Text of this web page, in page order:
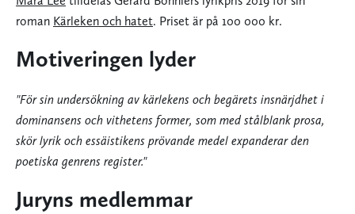
roman Kärleken och hatet. Priset är på 100 000 kr.
Motiveringen lyder
"För sin undersökning av kärlekens och begärets insnärjdhet i
dominansens och vithetens former, som med stålblank prosa,
skör lyrik och essäistikens prövande medel expanderar den
poetiska genrens register."
Juryns medlemmar